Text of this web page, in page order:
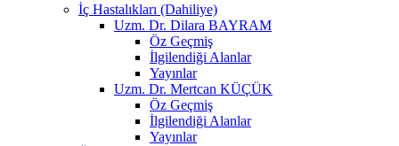
İç Hastalıkları (Dahiliye)
Uzm. Dr. Dilara BAYRAM
Öz Geçmiş
İlgilendiği Alanlar
Yayınlar
Uzm. Dr. Mertcan KÜÇÜK
Öz Geçmiş
İlgilendiği Alanlar
Yayınlar